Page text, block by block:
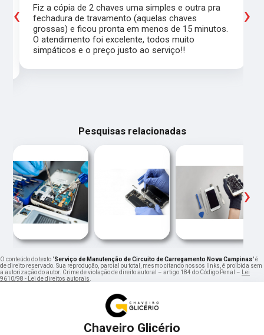
Fiz a cópia de 2 chaves uma simples e outra pra
fechadura de travamento (aquelas chaves
grossas) e ficou pronta em menos de 15 minutos.
O atendimento foi excelente, todos muito
simpáticos e o preço justo ao serviço!!
‹ ›
Pesquisas relacionadas
‹ ›
O conteúdo do texto "Serviço de Manutenção de Circuito de Carregamento Nova Campinas" é
de direito reservado. Sua reprodução, parcial ou total, mesmo citando nossos links, é proibida sem
a autorização do autor. Crime de violação de direito autoral – artigo 184 do Código Penal – Lei
9610/98 - Lei de direitos autorais.
Chaveiro Glicério